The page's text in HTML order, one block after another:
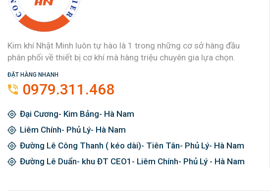
Kim khí Nhật Minh luôn tự hào là 1 trong những cơ sở hàng đầu
phân phối về thiết bị cơ khí mà hàng triệu chuyên gia lựa chọn.
ĐẶT HÀNG NHANH
0979.311.468
Đại Cương- Kim Bảng- Hà Nam
Liêm Chính- Phủ Lý- Hà Nam
Đường Lê Công Thanh ( kéo dài)- Tiên Tân- Phủ Lý- Hà Nam
Đường Lê Duẩn- khu ĐT CEO1- Liêm Chính- Phủ Lý - Hà Nam